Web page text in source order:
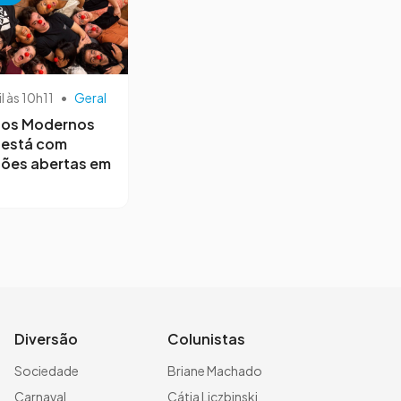
às 10h11 • Geral
Modernos
com
abertas em
Diversão
Sociedade
Carnaval
Colunistas
Briane Machado
Cátia Liczbinski